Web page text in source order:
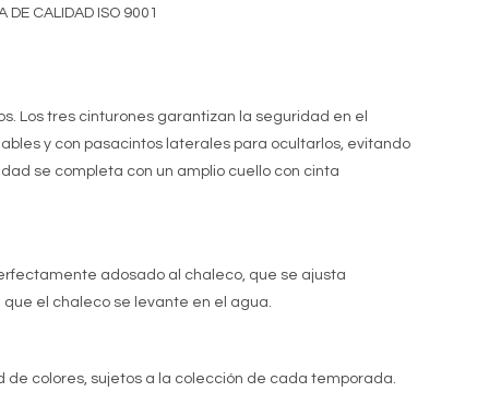
DE CALIDAD ISO 9001
Los tres cinturones garantizan la seguridad en el
y con pasacintos laterales para ocultarlos, evitando
se completa con un amplio cuello con cinta
adosado al chaleco, que se ajusta
el chaleco se levante en el agua.
de colores, sujetos a la colección de cada temporada.